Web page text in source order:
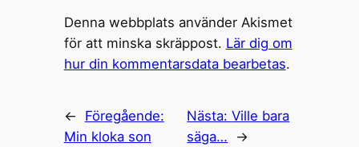
Denna webbplats använder Akismet
för att minska skräppost. Lär dig om
hur din kommentarsdata bearbetas.
←
Föregående:
Min kloka son
Nästa:Ville bara
säga…
→